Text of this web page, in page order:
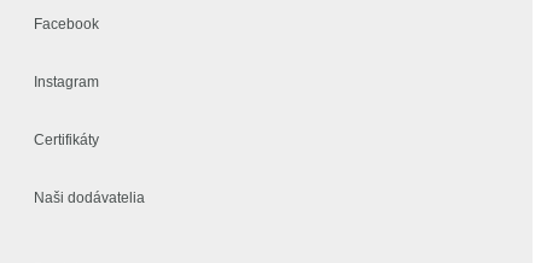
Facebook
Instagram
Certifikáty
Naši dodávatelia